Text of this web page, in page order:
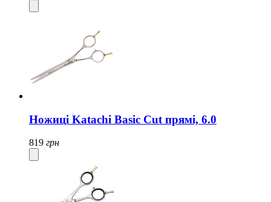
Ножиці Katachi Basic Cut прямі, 6.0
819 грн